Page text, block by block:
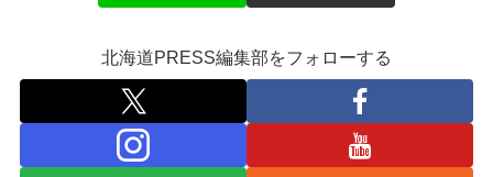
北海道PRESS編集部をフォローする